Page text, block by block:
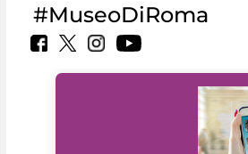
#MuseoDiRoma